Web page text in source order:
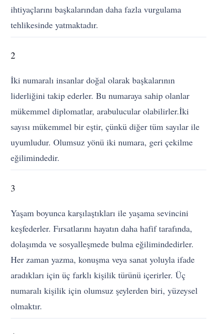
ihtiyaçlarını başkalarından daha fazla vurgulama
tehlikesinde yatmaktadır.
2
İki numaralı insanlar doğal olarak başkalarının
liderliğini takip ederler. Bu numaraya sahip olanlar
mükemmel diplomatlar, arabulucular olabilirler.İki
sayısı mükemmel bir eştir, çünkü diğer tüm sayılar ile
uyumludur. Olumsuz yönü iki numara, geri çekilme
eğilimindedir.
3
Yaşam boyunca karşılaştıkları ile yaşama sevincini
keşfederler. Fırsatlarını hayatın daha hafif tarafında,
dolaşımda ve sosyalleşmede bulma eğilimindedirler.
Her zaman yazma, konuşma veya sanat yoluyla ifade
aradıkları için üç farklı kişilik türünü içerirler. Üç
numaralı kişilik için olumsuz şeylerden biri, yüzeysel
olmaktır.